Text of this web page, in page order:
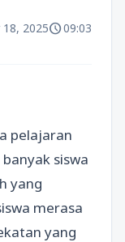
18, 2025schedule09:03
pelajaran
siswa
yang
merasa
yang